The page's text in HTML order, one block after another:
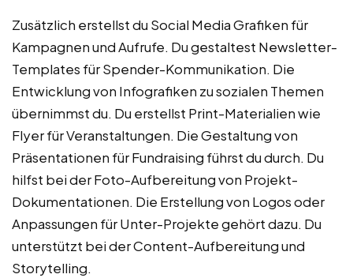
Zusätzlich erstellst du Social Media Grafiken für
Kampagnen und Aufrufe. Du gestaltest Newsletter-
Templates für Spender-Kommunikation. Die
Entwicklung von Infografiken zu sozialen Themen
übernimmst du. Du erstellst Print-Materialien wie
Flyer für Veranstaltungen. Die Gestaltung von
Präsentationen für Fundraising führst du durch. Du
hilfst bei der Foto-Aufbereitung von Projekt-
Dokumentationen. Die Erstellung von Logos oder
Anpassungen für Unter-Projekte gehört dazu. Du
unterstützt bei der Content-Aufbereitung und
Storytelling.